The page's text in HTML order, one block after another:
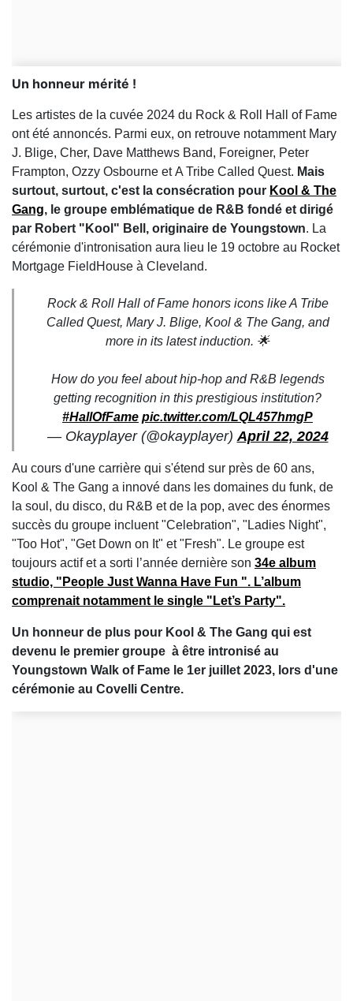
Un honneur mérité !
Les artistes de la cuvée 2024 du Rock & Roll Hall of Fame
ont été annoncés. Parmi eux, on retrouve notamment Mary
J. Blige, Cher, Dave Matthews Band, Foreigner, Peter
Frampton, Ozzy Osbourne et A Tribe Called Quest. Mais
surtout, surtout, c'est la consécration pour Kool & The
Gang, le groupe emblématique de R&B fondé et dirigé
par Robert "Kool" Bell, originaire de Youngstown. La
cérémonie d'intronisation aura lieu le 19 octobre au Rocket
Mortgage FieldHouse à Cleveland.
Rock & Roll Hall of Fame honors icons like A Tribe
Called Quest, Mary J. Blige, Kool & The Gang, and
more in its latest induction. 🌟
How do you feel about hip-hop and R&B legends
getting recognition in this prestigious institution?
#HallOfFame pic.twitter.com/LQL457hmgP
— Okayplayer (@okayplayer)April 22, 2024
Au cours d'une carrière qui s'étend sur près de 60 ans,
Kool & The Gang a innové dans les domaines du funk, de
la soul, du disco, du R&B et de la pop, avec des énormes
succès du groupe incluent "Celebration", "Ladies Night",
"Too Hot", "Get Down on It" et "Fresh". Le groupe est
toujours actif et a sorti l’année dernière son 34e album
studio, "People Just Wanna Have Fun ". L’album
comprenait notamment le single "Let’s Party".
Un honneur de plus pour Kool & The Gang qui est
devenu le premier groupe à être intronisé au
Youngstown Walk of Fame le 1er juillet 2023, lors d'une
cérémonie au Covelli Centre.